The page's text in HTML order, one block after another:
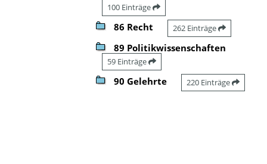
100 Einträge
86 Recht 262 Einträge
89 Politikwissenschaften
59 Einträge
90 Gelehrte 220 Einträge